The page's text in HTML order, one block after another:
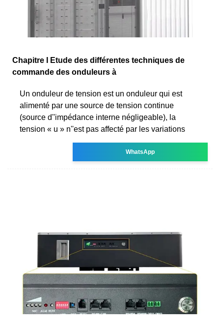
Chapitre I Etude des différentes techniques de
commande des onduleurs à
Un onduleur de tension est un onduleur qui est
alimenté par une source de tension continue
(source d''impédance interne négligeable), la
tension « u » n''est pas affecté par les variations
WhatsApp